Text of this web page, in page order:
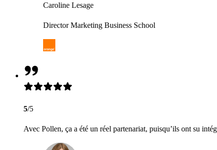
Caroline Lesage
Director Marketing Business School
5/5
Avec Pollen, ça a été un réel partenariat, puisqu’ils ont su